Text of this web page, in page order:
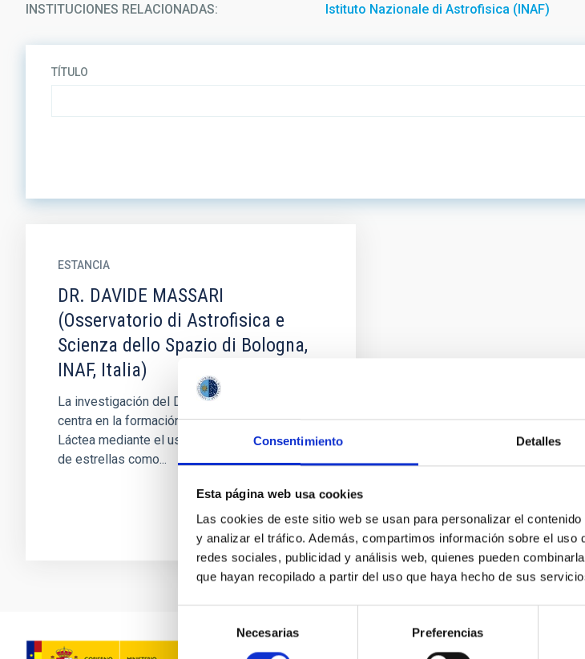
Consentimiento Detalles
Esta página web usa cookies
Las cookies de este sitio web se usan para personalizar el
y analizar el tráfico. Además, compartimos información sobre el uso
redes sociales, publicidad y análisis web, quienes pueden
que hayan recopilado a partir del uso que haya hecho de sus
consentimiento
Necesarias Preferencias
navegación
INSTITUCIONES RELACIONADAS Istituto Nazionale di Astrofisica (INAF)
TÍTULO
ESTANCIA
DR. DAVIDE MASSARI
(Osservatorio di Astrofisica e
Scienza dello Spazio di Bologna,
INAF, Italia)
La investigación del Dr. Davide Massari se
centra en la formación y evolución de la Vía
Láctea mediante el uso de estrellas y cúmulos
de estrellas como...